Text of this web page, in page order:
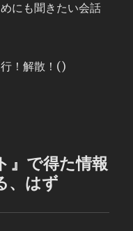
にも聞きたい会話
！解散！()
』で得た情報
、はず